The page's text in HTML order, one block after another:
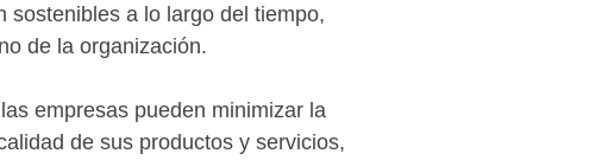
sostenibles a lo largo del tiempo,
de la organización.
empresas pueden minimizar la
de sus productos y servicios,